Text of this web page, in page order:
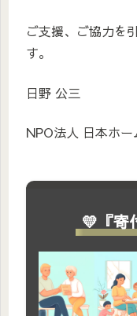
ご支援、ご協力を
す。
日野 公三
NPO法人 日本ホ
💛『寄